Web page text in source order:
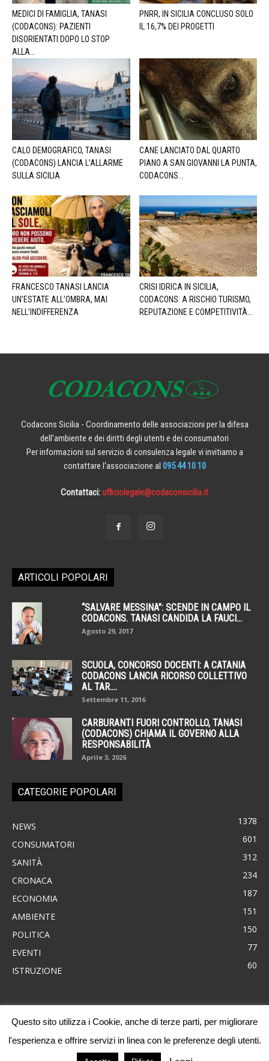
MEDICI DI FAMIGLIA, TANASI
(CODACONS): PAZIENTI
DISORIENTATI DOPO LO STOP
ALLA...
PNRR, IN SICILIA CONCLUSO SOLO
IL 16,7% DEI PROGETTI
CALO DEMOGRAFICO, TANASI
(CODACONS) LANCIA L’ALLARME
SULLA SICILIA
CANE LANCIATO DAL QUARTO
PIANO A SAN GIOVANNI LA PUNTA,
CODACONS...
FRANCESCO TANASI LANCIA
UN’ESTATE ALL’OMBRA, MAI
NELL’INDIFFERENZA
CRISI IDRICA IN SICILIA,
CODACONS: A RISCHIO TURISMO,
REPUTAZIONE E COMPETITIVITÀ...
Codacons Sicilia - Coordinamento delle associazioni per la difesa
dell'ambiente e dei diritti degli utenti e dei consumatori
Per informazioni sul servizio di consulenza legale vi invitiamo a
contattare l'associazione al 095 44 10 10
Contattaci:ufficiolegale@codaconsicilia.it
ARTICOLI POPOLARI
“SALVARE MESSINA”: SCENDE IN CAMPO IL
CODACONS. TANASI CANDIDA LA FAUCI...
Agosto 29, 2017
SCUOLA, CONCORSO DOCENTI: A CATANIA
CODACONS LANCIA RICORSO COLLETTIVO
AL TAR....
Settembre 11, 2016
CARBURANTI FUORI CONTROLLO, TANASI
(CODACONS) CHIAMA IL GOVERNO ALLA
RESPONSABILITÀ
Aprile 3, 2026
CATEGORIE POPOLARI
NEWS 1378
CONSUMATORI 601
SANITÀ 312
CRONACA 234
ECONOMIA 187
AMBIENTE 151
POLITICA 150
EVENTI 77
ISTRUZIONE 60
News Consumatori Ambiente Cronaca Economia
Eventi
Politica
Sanità Progetti
Questo sito utilizza i Cookie, anche di terze parti, per migliorare
l'esperienza e offrire servizi in linea con le preferenze degli utenti.